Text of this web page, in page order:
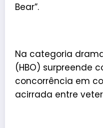
Bear”.
Na categoria
(HBO) surpreende
concorrência em
acirrada entre